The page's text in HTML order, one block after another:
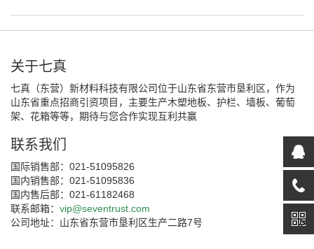
关于七真
七真（东营）新材料科技有限公司位于山东省东营市垦利区，作为
山东省重点招商引资项目，主要生产木塑地板、护栏、墙板、葡萄
架、花箱等等，期待与您合作实现互利共赢
联系我们
国际销售部：021-51095826
国内销售部：021-51095836
国内售后部：021-61182468
联系邮箱： vip@seventrust.com
公司地址：山东省东营市垦利区生产二路7号